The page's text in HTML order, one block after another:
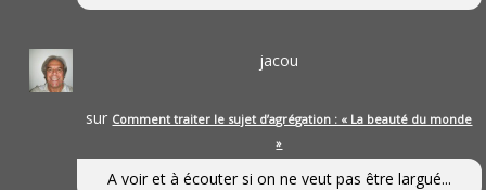
jacou
sur Comment traiter le sujet d’agrégation : « La beauté du monde
»
A voir et à écouter si on ne veut pas être largué...